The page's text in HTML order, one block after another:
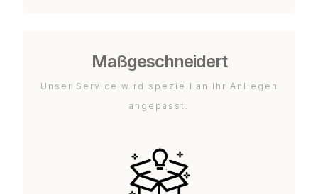
Maßgeschneidert
Unser Service wird speziell an Ihr Anliegen
angepasst.